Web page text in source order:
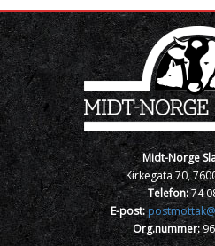
Midt-Norge
Kirkegata 70,
Telefon:74
E-post:
Org.nummer: